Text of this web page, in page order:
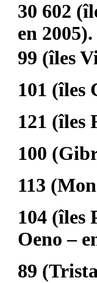
30 602
en 2005).
99 (îles
101 (îles
121 (îles
100
113
104 (îles
Oeno –
89